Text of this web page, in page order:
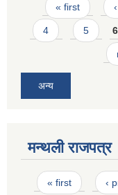
Pages
« first
4 5 6
अन्य
मन्थली राजपत्र
Pages
« first ‹